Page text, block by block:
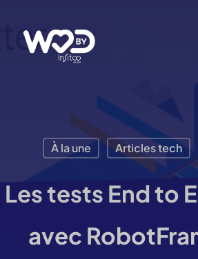
contenu
principal
À la une Articles tech
Les tests End to
avec